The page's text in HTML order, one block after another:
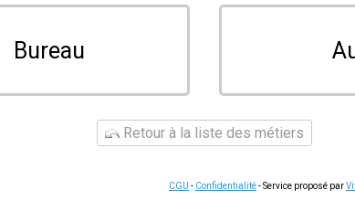
Bureau
Retour à la liste des métiers
CGU - Confidentialité- Service proposé par